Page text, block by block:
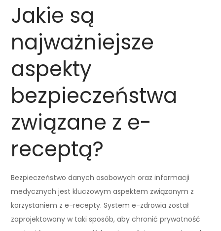
Jakie są
najważniejsze
aspekty
bezpieczeństwa
związane z e-
receptą?
Bezpieczeństwo danych osobowych oraz informacji
medycznych jest kluczowym aspektem związanym z
korzystaniem z e-recepty. System e-zdrowia został
zaprojektowany w taki sposób, aby chronić prywatność